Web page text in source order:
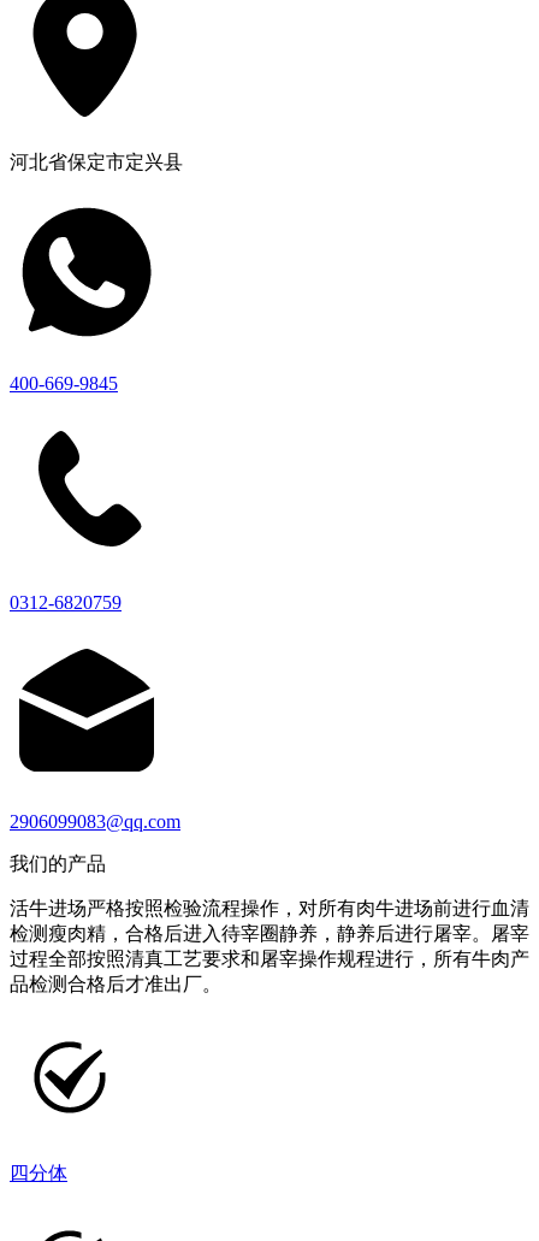
河北省保定市定兴县
400-669-9845
0312-6820759
2906099083@qq.com
我们的产品
活牛进场严格按照检验流程操作，对所有肉牛进场前进行血清
检测瘦肉精，合格后进入待宰圈静养，静养后进行屠宰。屠宰
过程全部按照清真工艺要求和屠宰操作规程进行，所有牛肉产
品检测合格后才准出厂。
四分体